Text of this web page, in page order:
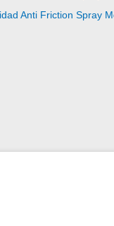
Anti Friction Spray